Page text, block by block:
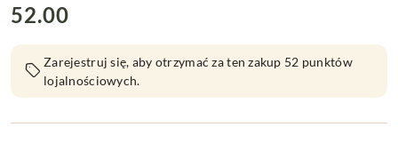
cena:
52.00
Zarejestruj się, aby otrzymać za ten zakup 52 punktów
lojalnościowych.